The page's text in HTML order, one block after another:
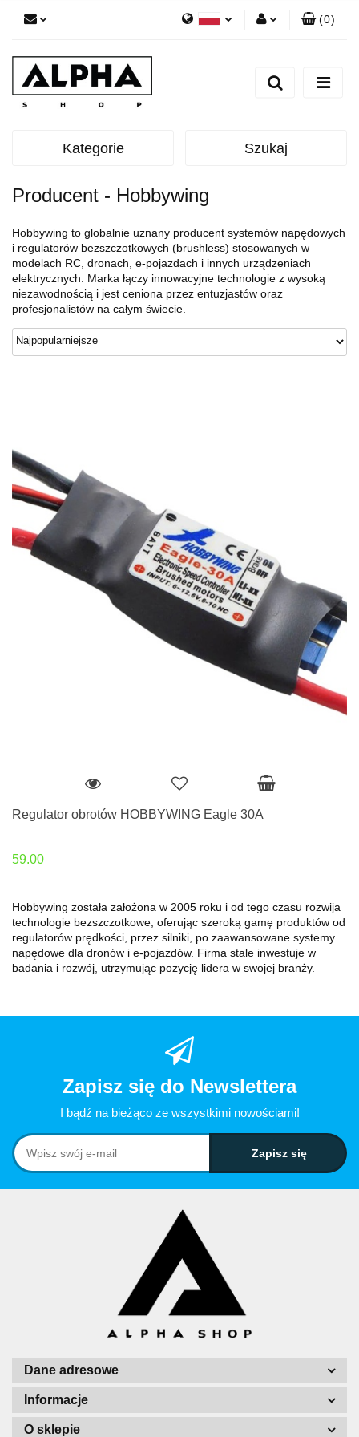
Zarejestruj się
(0)
Kategorie Szukaj
Producent - Hobbywing
Hobbywing to globalnie uznany producent systemów napędowych
i regulatorów bezszczotkowych (brushless) stosowanych w
modelach RC, dronach, e-pojazdach i innych urządzeniach
elektrycznych. Marka łączy innowacyjne technologie z wysoką
niezawodnością i jest ceniona przez entuzjastów oraz
profesjonalistów na całym świecie.
Regulator obrotów HOBBYWING Eagle 30A
59.00
Hobbywing została założona w 2005 roku i od tego czasu rozwija
technologie bezszczotkowe, oferując szeroką gamę produktów od
regulatorów prędkości, przez silniki, po zaawansowane systemy
napędowe dla dronów i e-pojazdów. Firma stale inwestuje w
badania i rozwój, utrzymując pozycję lidera w swojej branży.
Zapisz się do Newslettera
I bądź na bieżąco ze wszystkimi nowościami!
Dane adresowe
Informacje
O sklepie